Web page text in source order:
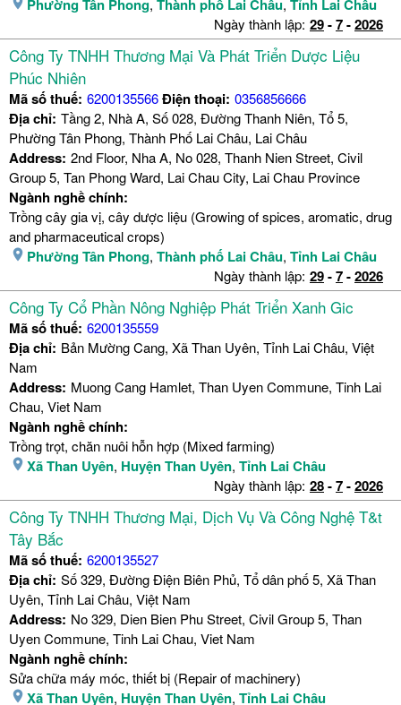
Phường Tân Phong, Thành phố Lai Châu, Tỉnh Lai Châu
Ngày thành lập: 29-7-2026
Công Ty TNHH Thương Mại Và Phát Triển Dược Liệu
Phúc Nhiên
Mã số thuế: 6200135566Điện thoại: 0356856666
Địa chỉ: Tầng 2, Nhà A, Số 028, Đường Thanh Niên, Tổ 5,
Phường Tân Phong, Thành Phố Lai Châu, Lai Châu
Address: 2nd Floor, Nha A, No 028, Thanh Nien Street, Civil
Group 5, Tan Phong Ward, Lai Chau City, Lai Chau Province
Ngành nghề chính:
Trồng cây gia vị, cây dược liệu (Growing of spices, aromatic, drug
and pharmaceutical crops)
Phường Tân Phong, Thành phố Lai Châu, Tỉnh Lai Châu
Ngày thành lập: 29-7-2026
Công Ty Cổ Phần Nông Nghiệp Phát Triển Xanh Gic
Mã số thuế: 6200135559
Địa chỉ: Bản Mường Cang, Xã Than Uyên, Tỉnh Lai Châu, Việt
Nam
Address: Muong Cang Hamlet, Than Uyen Commune, Tinh Lai
Chau, Viet Nam
Ngành nghề chính:
Trồng trọt, chăn nuôi hỗn hợp (Mixed farming)
Xã Than Uyên, Huyện Than Uyên, Tỉnh Lai Châu
Ngày thành lập: 28-7-2026
Công Ty TNHH Thương Mại, Dịch Vụ Và Công Nghệ T&t
Tây Bắc
Mã số thuế: 6200135527
Địa chỉ: Số 329, Đường Điện Biên Phủ, Tổ dân phố 5, Xã Than
Uyên, Tỉnh Lai Châu, Việt Nam
Address: No 329, Dien Bien Phu Street, Civil Group 5, Than
Uyen Commune, Tinh Lai Chau, Viet Nam
Ngành nghề chính:
Sửa chữa máy móc, thiết bị (Repair of machinery)
Xã Than Uyên, Huyện Than Uyên, Tỉnh Lai Châu